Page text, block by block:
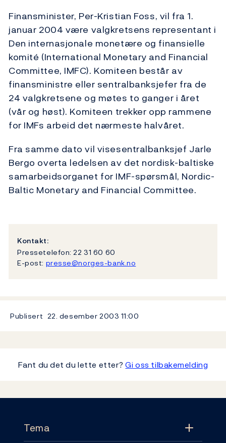
Finansminister, Per-Kristian Foss, vil fra 1.
januar 2004 være valgkretsens representant i
Den internasjonale monetære og finansielle
komité (International Monetary and Financial
Committee, IMFC). Komiteen består av
finansministre eller sentralbanksjefer fra de
24 valgkretsene og møtes to ganger i året
(vår og høst). Komiteen trekker opp rammene
for IMFs arbeid det nærmeste halvåret.
Fra samme dato vil visesentralbanksjef Jarle
Bergo overta ledelsen av det nordisk-baltiske
samarbeidsorganet for IMF-spørsmål, Nordic-
Baltic Monetary and Financial Committee.
Kontakt:
Pressetelefon: 22 31 60 60
E-post: presse@norges-bank.no
Publisert 22. desember 2003 11:00
Fant du det du lette etter?Gi oss tilbakemelding
Tema